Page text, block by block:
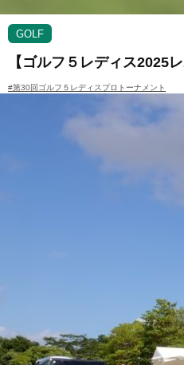
GOLF
【ゴルフ５レディス2025
#第30回ゴルフ５レディスプロトーナメント